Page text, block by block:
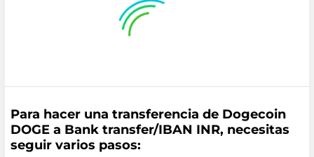
Para hacer una transferencia de Dogecoin
DOGE a Bank transfer/IBAN INR, necesitas
seguir varios pasos: